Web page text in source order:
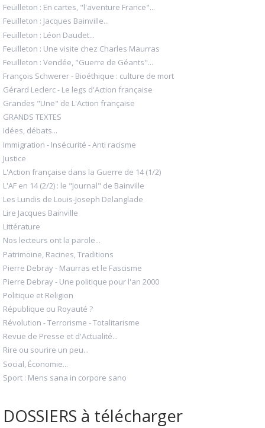
Feuilleton : En cartes, "l'aventure France"...
Feuilleton : Jacques Bainville...
Feuilleton : Léon Daudet...
Feuilleton : Une visite chez Charles Maurras
Feuilleton : Vendée, "Guerre de Géants"...
François Schwerer - Bioéthique : culture de mort
Gérard Leclerc - Le legs d'Action française
Grandes "Une" de L'Action française
GRANDS TEXTES
Idées, débats...
Immigration - Insécurité - Anti racisme
Justice
L'Action française dans la Guerre de 14 (1/2)
L'AF en 14 (2/2) : le "Journal" de Bainville
Les Lundis de Louis-Joseph Delanglade
Lire Jacques Bainville
Littérature
Nos lecteurs ont la parole...
Patrimoine, Racines, Traditions
Pierre Debray - Maurras et le Fascisme
Pierre Debray - Une politique pour l'an 2000
Politique et Religion
République ou Royauté ?
Révolution - Terrorisme - Totalitarisme
Revue de Presse et d'Actualité...
Rire ou sourire un peu...
Social, Économie...
Sport : Mens sana in corpore sano
DOSSIERS à télécharger